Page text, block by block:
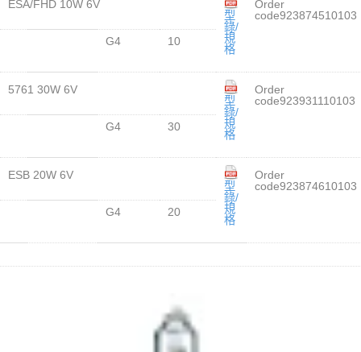
ESA/FHD 10W 6V
型
錄/
規
格
Order
code923874510103
G4
10
5761 30W 6V
型
錄/
規
格
Order
code923931110103
G4
30
ESB 20W 6V
型
錄/
規
格
Order
code923874610103
G4
20